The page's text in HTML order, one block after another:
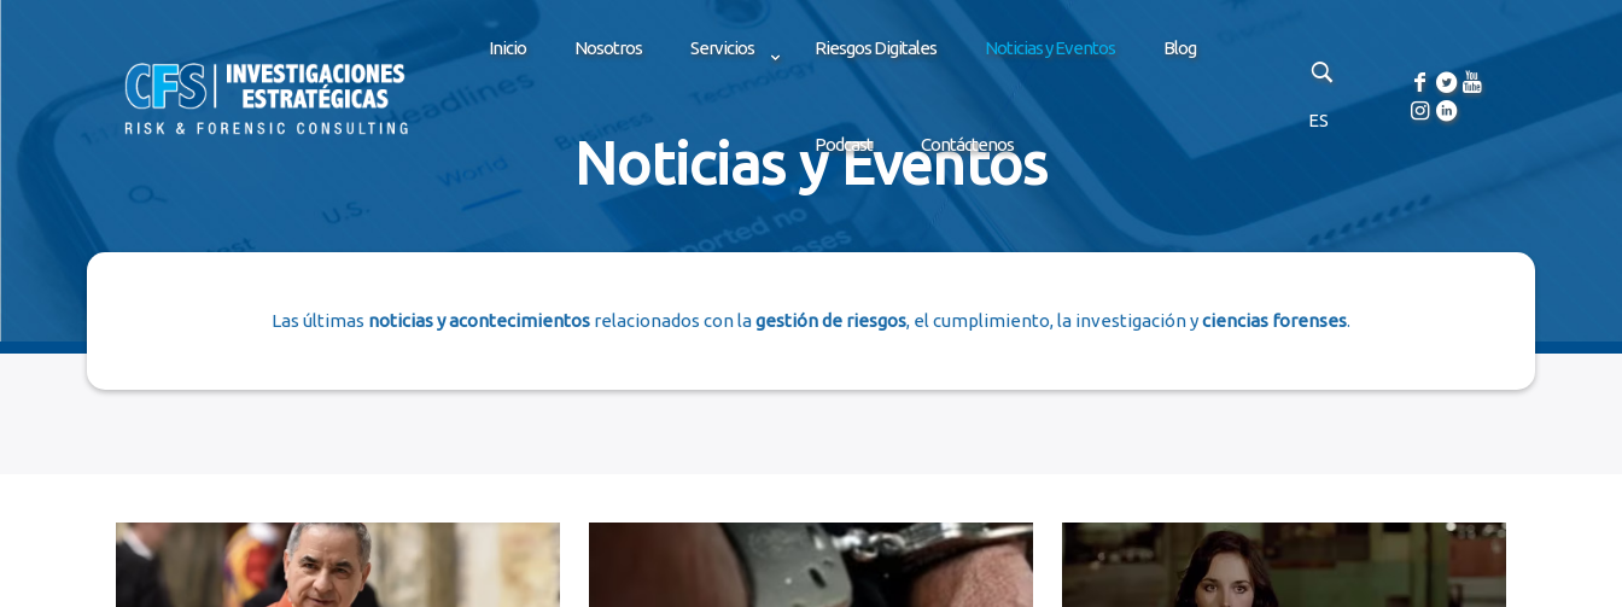
Inicio Nosotros Servicios Riesgos Digitales Noticias y Eventos Blog
Podcast Contáctenos
ES
Noticias y Eventos
Las últimas noticias y acontecimientos relacionados con lagestión de riesgos, el cumplimiento, la investigación yciencias forenses.